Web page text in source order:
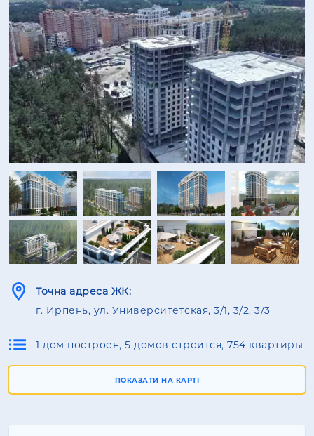
Точна адреса ЖК:
г. Ирпень, ул. Университетская, 3/1, 3/2, 3/3
1 дом построен, 5 домов строится, 754 квартиры
ПОКАЗАТИ НА КАРТІ